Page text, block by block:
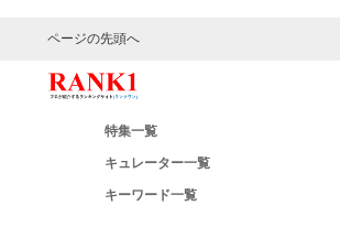
ページの先頭へ
特集一覧
キュレーター一覧
キーワード一覧